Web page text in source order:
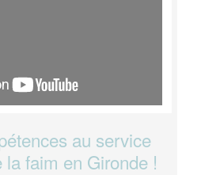
au service
faim en Gironde !